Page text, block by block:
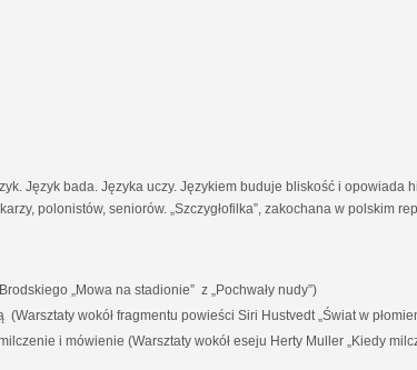
Język bada. Języka uczy. Językiem buduje bliskość i opowiada
polonistów, seniorów. „Szczygłofilka”, zakochana w polskim
„Mowa na stadionie” z „Pochwały nudy”)
wokół fragmentu powieści Siri Hustvedt „Świat w
i mówienie (Warsztaty wokół eseju Herty Muller „Kiedy